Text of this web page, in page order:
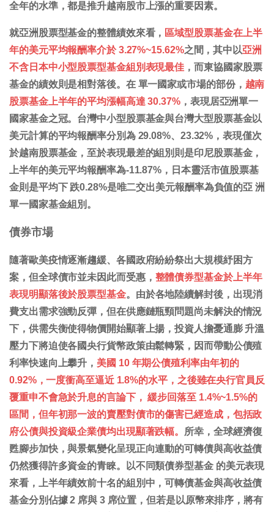
全年的水準，都是推升越南股市上漲的重要因素。
就亞洲股票型基金的整體績效來看， 區域型股票基金在上半
年的美元平均報酬率介於 3.27%~15.62%之間，其中以亞洲
不含日本中小型股票型基金組別表現最佳 ，而東協國家股票
基金的績效則是相對落後。在 單一國家或市場的部份， 越南
股票基金上半年的平均漲幅高達 30.37%，表現居亞洲單一
國家基金之冠。台灣中小型股票基金與台灣大型股票基金以
美元計算的平均報酬率分別為 29.08%、23.32%，表現僅次
於越南股票基金，至於表現最差的組別則是印尼股票基金，
上半年的美元平均報酬率為-11.87%，日本靈活市值股票基
金則是平均下 跌0.28%是唯二交出美元報酬率為負值的亞 洲
單一國家基金組別。
債券市場
隨著歐美疫情逐漸趨緩、各國政府紛紛祭出大規模紓困方
案，但全球債市並未因此而受惠， 整體債券型基金於上半年
表現明顯落後於股票型基金。由於各地陸續解封後，出現消
費支出需求強勁反彈，但在供應鏈瓶頸問題尚未解決的情況
下，供需失衡使得物價開始顯著上揚，投資人擔憂通膨 升溫
壓力下將迫使各國央行貨幣政策由鬆轉緊，因而帶動公債殖
利率快速向上攀升， 美國 10 年期公債殖利率由年初的
0.92%，一度衝高至逼近 1.8%的水平，之後雖在央行官員反
覆重申不會急於升息的言論下， 緩步回落至 1.4%~1.5%的
區間，但年初那一波的賣壓對債市的傷害已經造成，包括政
府公債與投資級企業債均出現顯著跌幅。
所幸，全球經濟復
甦腳步加快，與景氣變化呈現正向連動的可轉債與高收益債
仍然獲得許多資金的青睞。以不同類債券型基金 的美元表現
來看，上半年績效前十名的組別中，可轉債基金與高收益債
基金分別佔據 2 席與 3 席位置，但若是以原幣來排序，將有